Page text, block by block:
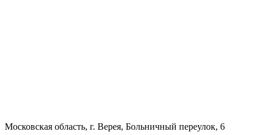
Московская область, г. Верея, Больничный переулок, 6